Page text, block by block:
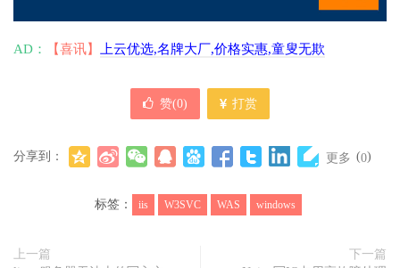
AD： 【喜讯】 上云优选,名牌大厂,价格实惠,童叟无欺
赞(0) 打赏
分享到： 更多 (0)
标签： iis W3SVC WAS windows
上一篇
下一篇